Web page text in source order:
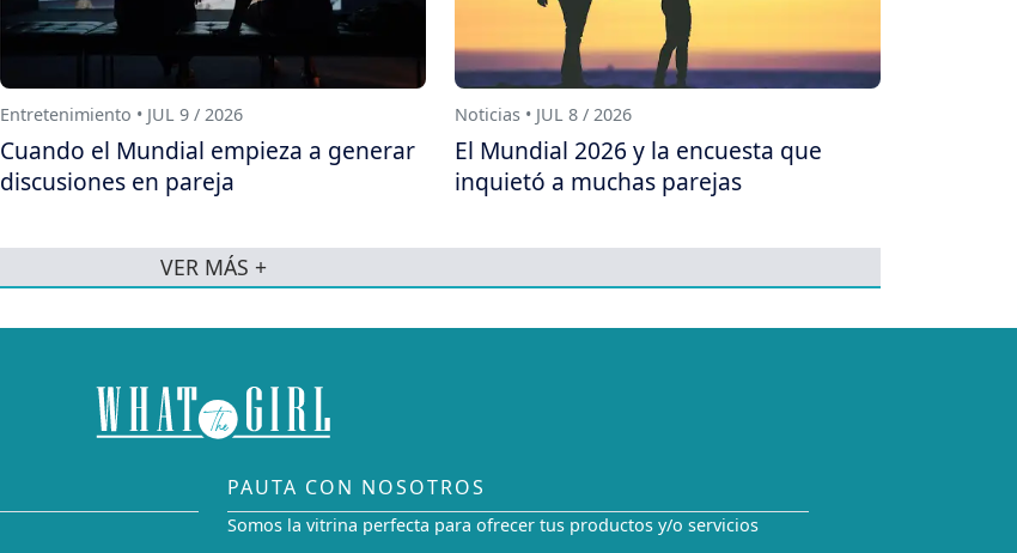
Entretenimiento • JUL 9 / 2026
Cuando el Mundial empieza a generar
discusiones en pareja
Noticias • JUL 8 / 2026
El Mundial 2026 y la encuesta que
inquietó a muchas parejas
VER MÁS +
PAUTA CON NOSOTROS
Somos la vitrina perfecta para ofrecer tus productos y/o servicios